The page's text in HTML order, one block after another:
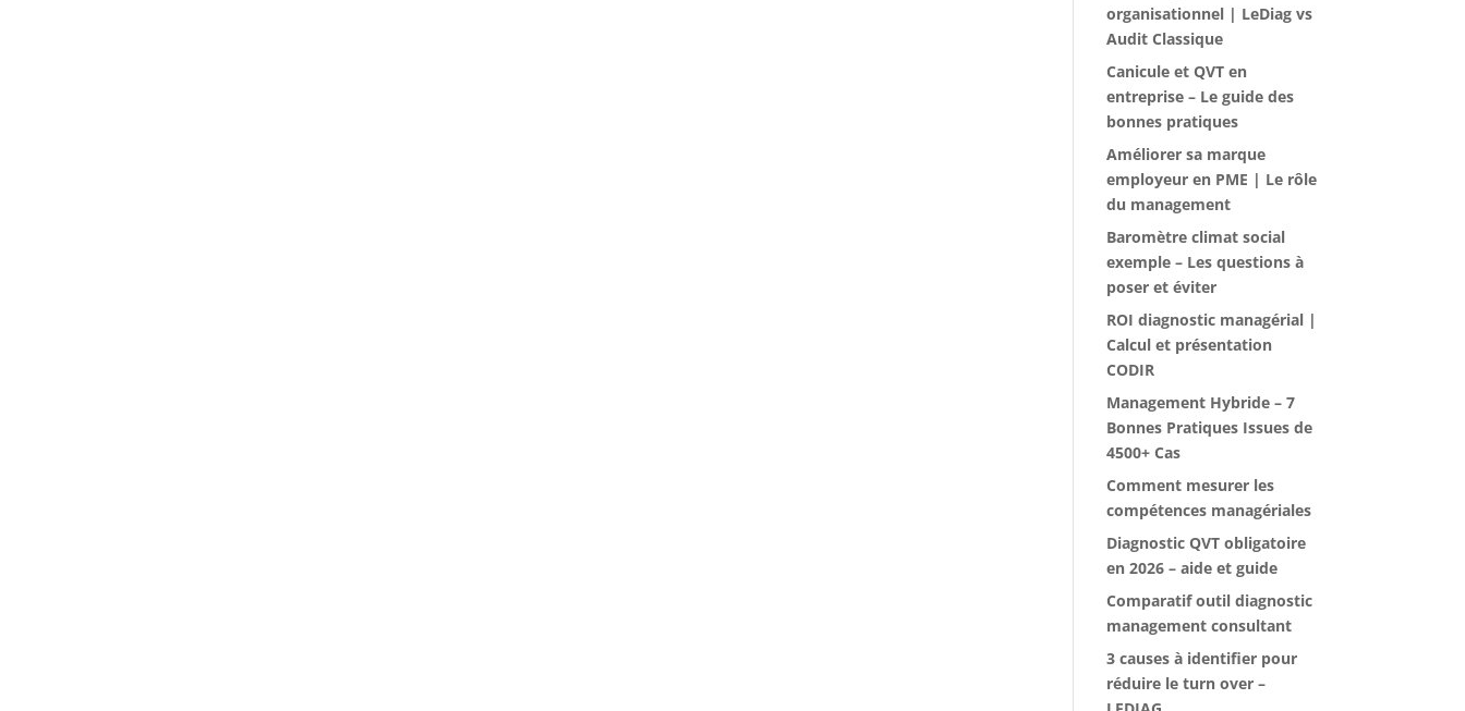
organisationnel | LeDiag vs
Audit Classique
Canicule et QVT en
entreprise – Le guide des
bonnes pratiques
Améliorer sa marque
employeur en PME | Le rôle
du management
Baromètre climat social
exemple – Les questions à
poser et éviter
ROI diagnostic managérial |
Calcul et présentation
CODIR
Management Hybride – 7
Bonnes Pratiques Issues de
4500+ Cas
Comment mesurer les
compétences managériales
Diagnostic QVT obligatoire
en 2026 – aide et guide
Comparatif outil diagnostic
management consultant
3 causes à identifier pour
réduire le turn over –